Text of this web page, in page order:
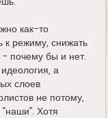
как-то
к режиму, снижать
- почему бы и нет.
а
слоев
не потому,
"наши". Хотя